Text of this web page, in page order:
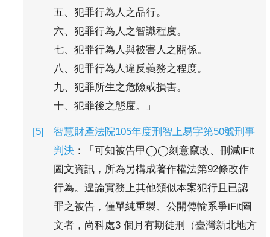
五、犯罪行為人之品行。
六、犯罪行為人之智識程度。
七、犯罪行為人與被害人之關係。
八、犯罪行為人違反義務之程度。
九、犯罪所生之危險或損害。
十、犯罪後之態度。」
智慧財產法院105年度刑智上易字第50號刑事
判決 ：「可知被告甲◯◯刻意竄改、刪減iFit
圖文資訊，所為另構成著作權法第92條改作
行為。遑論實務上其他類似本案犯行且已認
罪之被告，僅單純重製、公開傳輸系爭iFit圖
文者，尚科處3 個月有期徒刑（臺灣新北地方